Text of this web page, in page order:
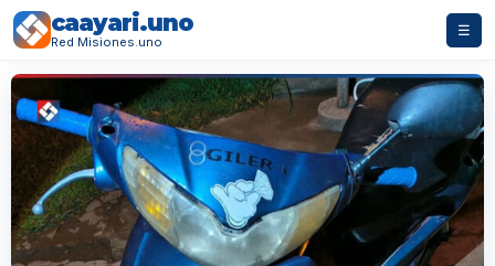
caayari.uno
Red Misiones.uno
☰